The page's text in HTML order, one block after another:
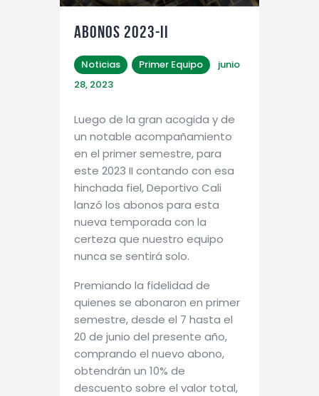
ABONOS 2023-II
Noticias Primer Equipo
junio
28, 2023
Luego de la gran acogida y de
un notable acompañamiento
en el primer semestre, para
este 2023 II contando con esa
hinchada fiel, Deportivo Cali
lanzó los abonos para esta
nueva temporada con la
certeza que nuestro equipo
nunca se sentirá solo.
Premiando la fidelidad de
quienes se abonaron en primer
semestre, desde el 7 hasta el
20 de junio del presente año,
comprando el nuevo abono,
obtendrán un 10% de
descuento sobre el valor total,